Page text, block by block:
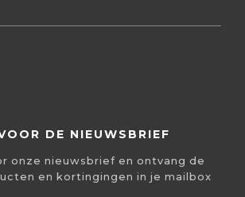
DE NIEUWSBRIEF
onze nieuwsbrief en ontvang de
en kortingingen in je mailbox